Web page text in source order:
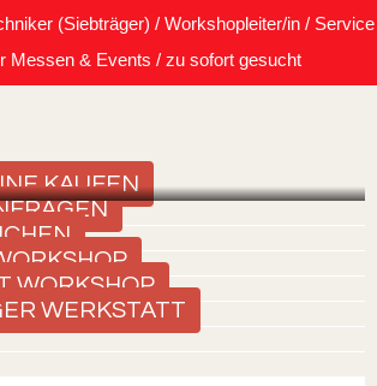
(Siebträger) / Workshopleiter/in / Service
Messen & Events / zu sofort gesucht
KAUFEN
WORKSHOP
WERKSTATT